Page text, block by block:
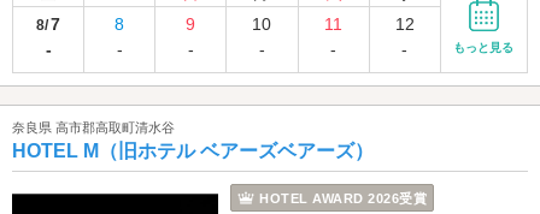
8/7
-
8
-
9
-
10
-
11
-
12
-
もっと見る
奈良県 高市郡高取町清水谷
HOTEL M（旧ホテル ベアーズベアーズ）
HOTEL AWARD 2026受賞